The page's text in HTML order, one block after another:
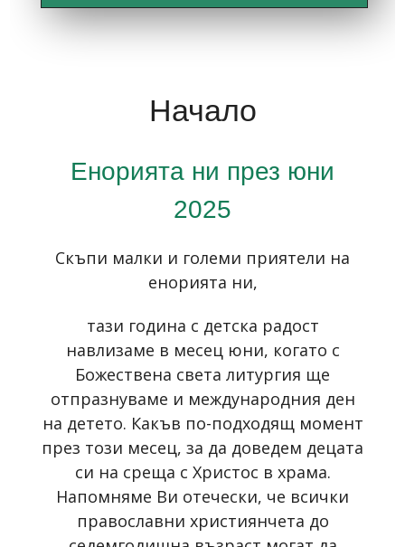
Начало
Енорията ни през юни
2025
Скъпи малки и големи приятели на
енорията ни,
тази година с детска радост
навлизаме в месец юни, когато с
Божествена света литургия ще
отпразнуваме и международния ден
на детето. Какъв по-подходящ момент
през този месец, за да доведем децата
си на среща с Христос в храма.
Напомняме Ви отечески, че всички
православни християнчета до